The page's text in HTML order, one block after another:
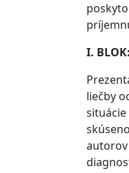
I.
liečby
situácie